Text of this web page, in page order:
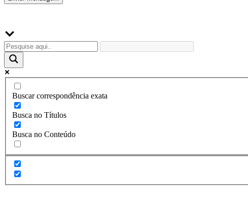
Buscar correspondência exata
Busca no Títulos
Busca no Conteúdo